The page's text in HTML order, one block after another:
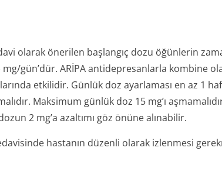
olarak önerilen başlangıç dozu öğünlerin
mg/gün’dür. ARİPA antidepresanlarla kombine
etkilidir. Günlük doz ayarlaması en az 1
Maksimum günlük doz 15 mg’ı
2 mg’a azaltımı göz önüne alınabilir.
hastanın düzenli olarak izlenmesi